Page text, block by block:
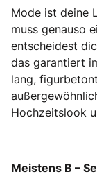
Mode ist deine
muss genauso
entscheidest
das garantiert
lang,
Hochzeitslook
Meistens B –